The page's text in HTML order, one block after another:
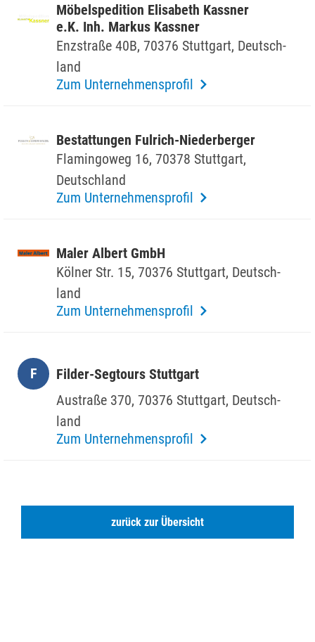
Möbel­spe­di­tion Elisa­beth Kassner
e.K. Inh. Markus Kassner
Enzstraße 40B, 70376 Stutt­gart, Deutsch­
land
Zum Unternehmensprofil
Bestat­tungen Fulrich-Nieder­berger
Flamin­goweg 16, 70378 Stutt­gart,
Deutsch­land
Zum Unternehmensprofil
Maler Albert GmbH
Kölner Str. 15, 70376 Stutt­gart, Deutsch­
land
Zum Unternehmensprofil
F
Filder-Segtours Stutt­gart
Austraße 370, 70376 Stutt­gart, Deutsch­
land
Zum Unternehmensprofil
zurück zur Übersicht